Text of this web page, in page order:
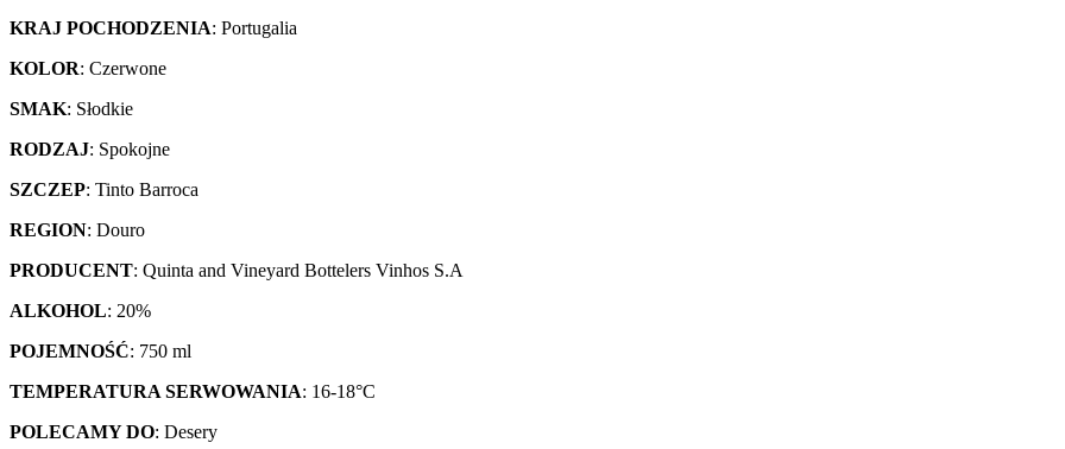
KRAJ POCHODZENIA: Portugalia
KOLOR: Czerwone
SMAK: Słodkie
RODZAJ: Spokojne
SZCZEP: Tinto Barroca
REGION: Douro
PRODUCENT: Quinta and Vineyard Bottelers Vinhos S.A
ALKOHOL: 20%
POJEMNOŚĆ: 750 ml
TEMPERATURA SERWOWANIA: 16-18°C
POLECAMY DO: Desery